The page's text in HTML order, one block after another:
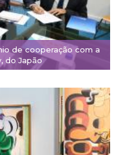
de cooperação com a
do Japão